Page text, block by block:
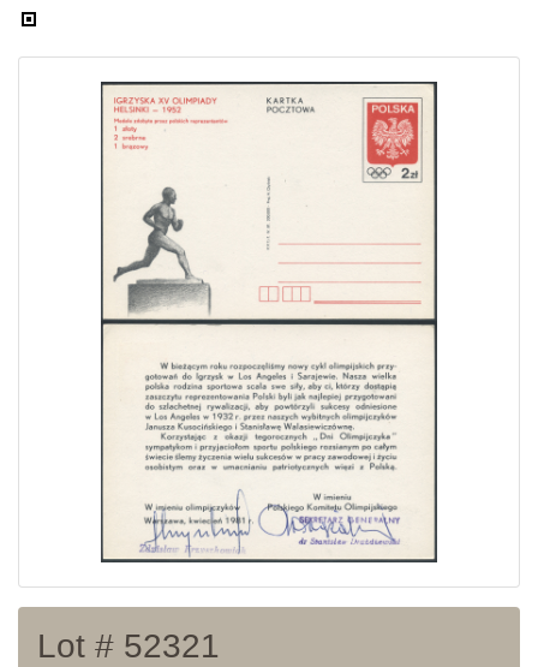
Home page
Current auction
Recent result
Lot # 52321